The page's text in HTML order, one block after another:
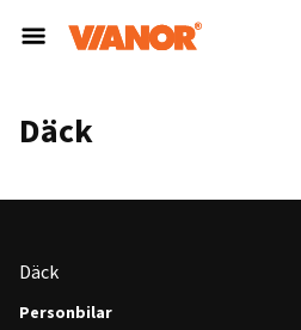
Däck
Däck
Personbilar